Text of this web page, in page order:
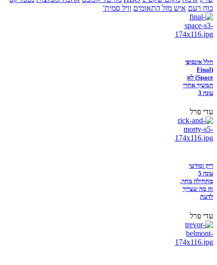
כוח רעם איש מזל התאומים וויל סמית'
חלל אינסופי
(Final
Space) לא
תמשיך אחרי
עונה 3
עדי פרל
ריק ומורטי
עונה 5
מתחילה מחר,
זה מה שצריך
לדעת
עדי פרל